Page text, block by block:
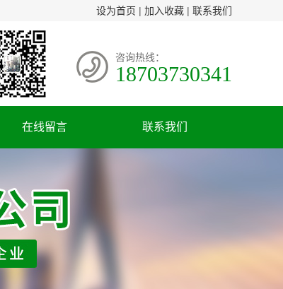
设为首页 | 加入收藏 | 联系我们
咨询热线：
18703730341
在线留言 联系我们